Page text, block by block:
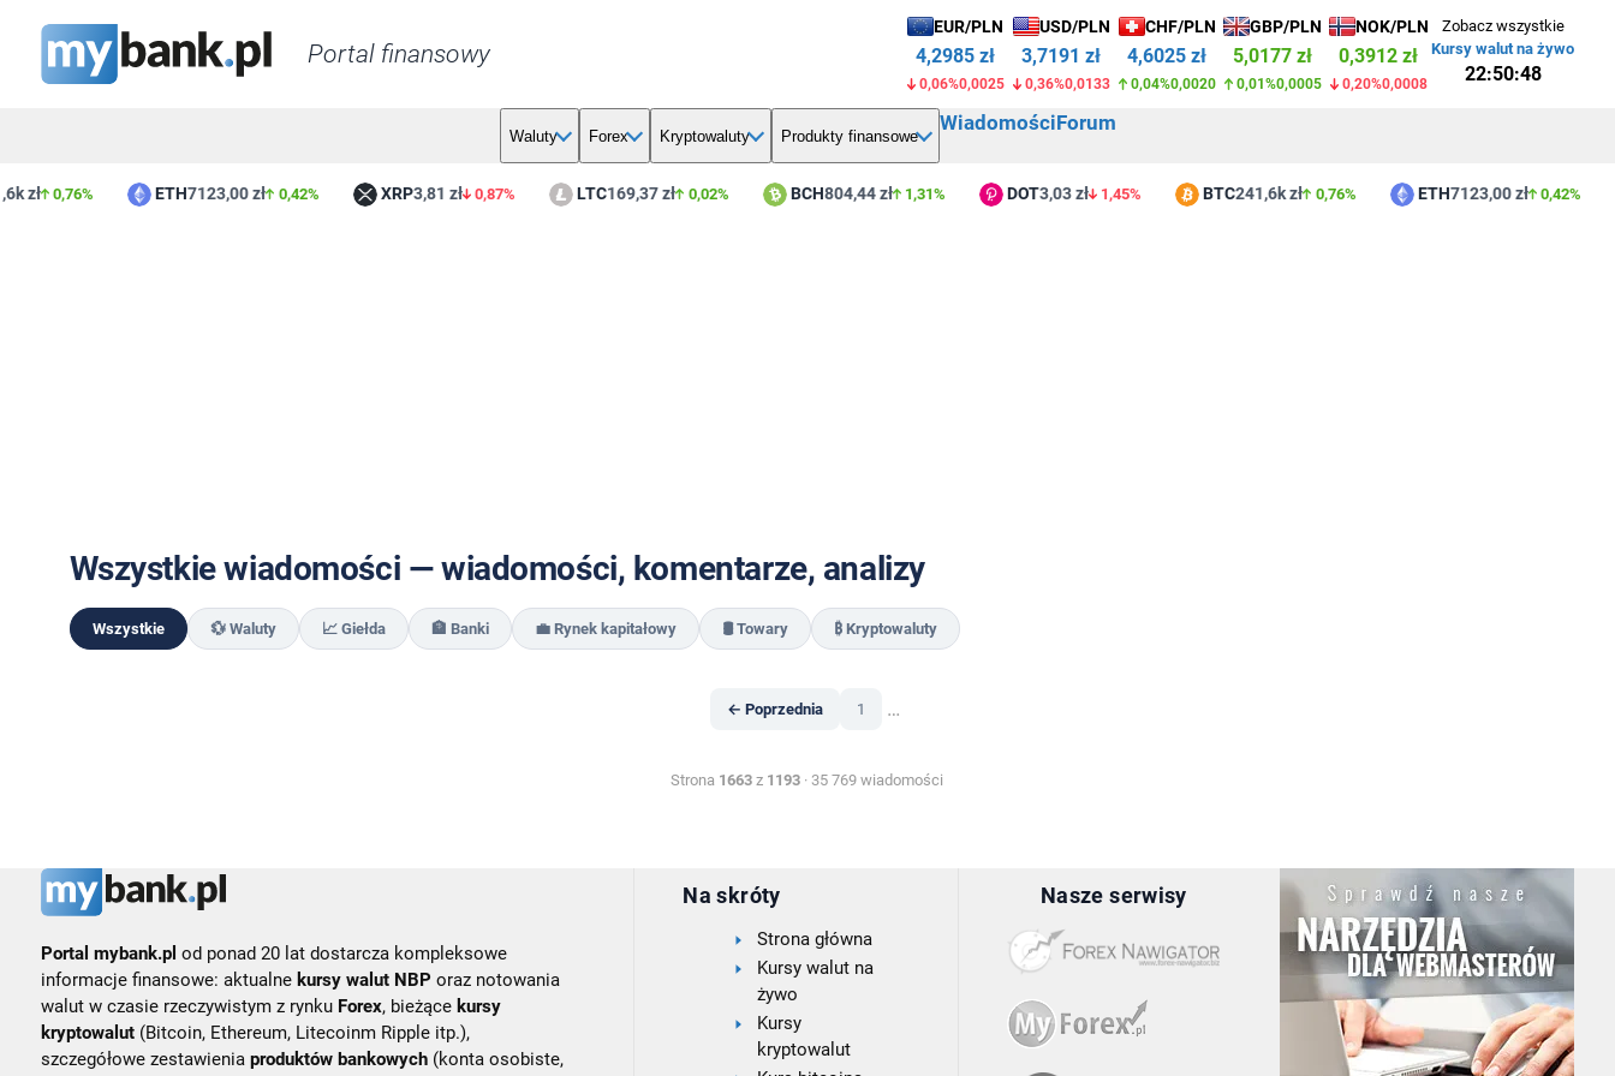
Portal finansowy
EUR/PLN
4,2985 zł
0,06%0,0025
USD/PLN
3,7191 zł
0,36%0,0133
CHF/PLN
4,6025 zł
0,04%0,0020
GBP/PLN
5,0177 zł
0,01%0,0005
NOK/PLN
0,3912 zł
0,20%0,0008
Zobacz wszystkie
Kursy walut na żywo
22:50:48
Waluty Forex Kryptowaluty Produkty finansowe
WiadomościForum
zł 0,76% ETH7123,00 zł 0,42% XRP3,81 zł 0,87% LTC169,37 zł 0,02% BCH804,44 zł 1,31% DOT3,03 zł 1,45% BTC241,6k zł 0,76% ETH7123,00 zł 0,42%
Wszystkie wiadomości — wiadomości, komentarze, analizy
Wszystkie 💱 Waluty 📈 Giełda 🏦 Banki 💼 Rynek kapitałowy 🛢️ Towary ₿ Kryptowaluty
← Poprzednia 1 …
Strona 1663 z 1193 · 35 769 wiadomości
Portal mybank.pl od ponad 20 lat dostarcza kompleksowe
informacje finansowe: aktualne kursy walut NBP oraz notowania
walut w czasie rzeczywistym z rynku Forex, bieżące kursy
kryptowalut(Bitcoin, Ethereum, Litecoinm Ripple itp.),
szczegółowe zestawienia produktów bankowych(konta osobiste,
Na skróty
Strona główna
Kursy walut na
żywo
Kursy
kryptowalut
Nasze serwisy